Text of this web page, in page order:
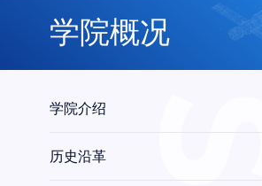
学院概况
学院介绍
历史沿革